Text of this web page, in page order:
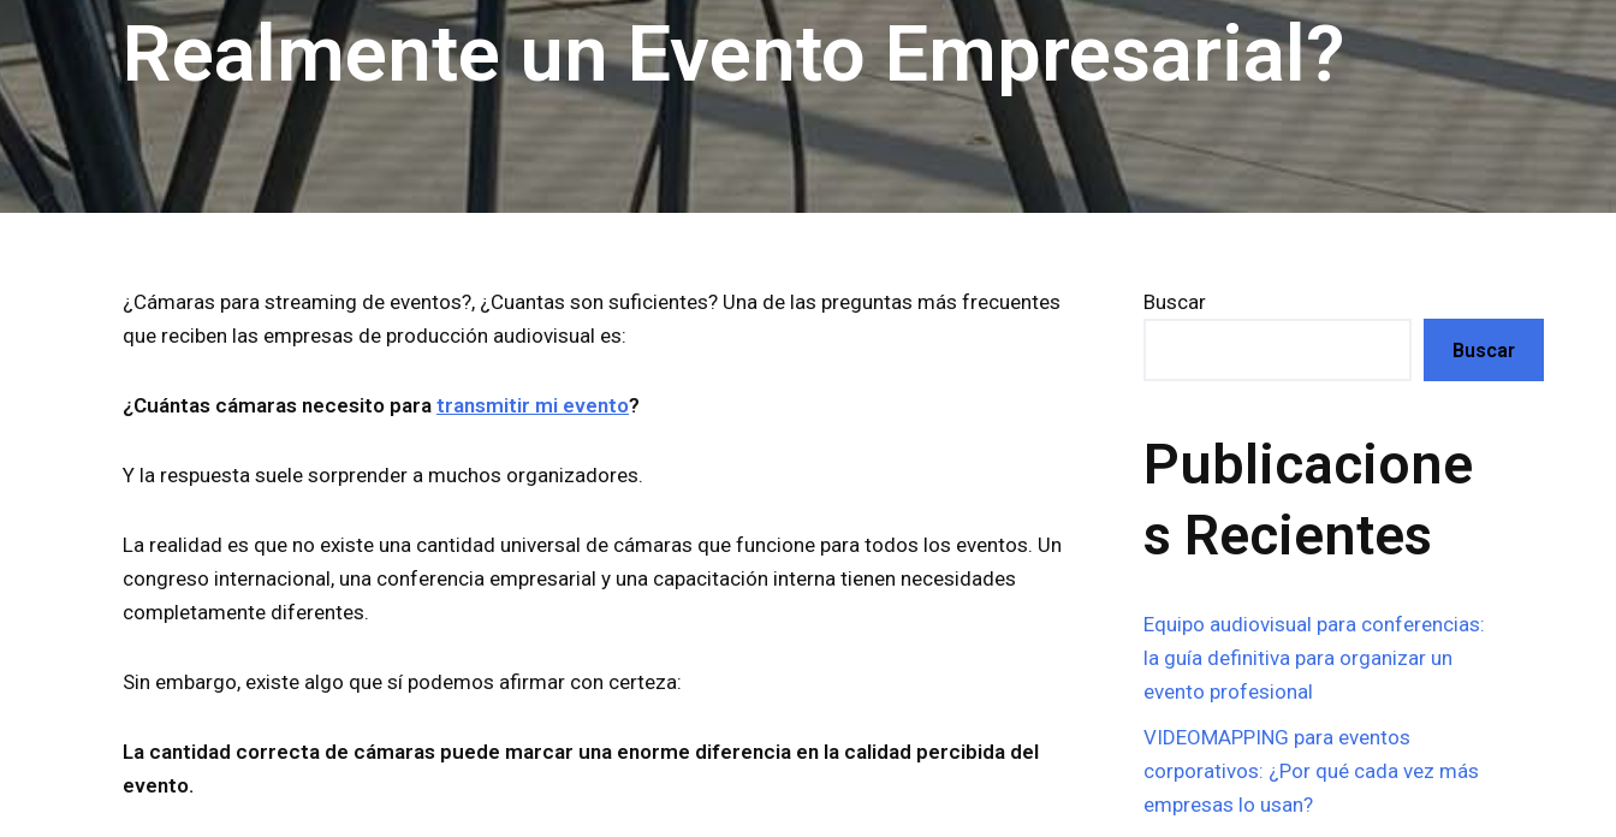
Realmente un Evento Empresarial?
¿Cámaras para streaming de eventos?, ¿Cuantas son suficientes? Una de las preguntas más frecuentes
que reciben las empresas de producción audiovisual es:
¿Cuántas cámaras necesito para transmitir mi evento?
Y la respuesta suele sorprender a muchos organizadores.
La realidad es que no existe una cantidad universal de cámaras que funcione para todos los eventos. Un
congreso internacional, una conferencia empresarial y una capacitación interna tienen necesidades
completamente diferentes.
Sin embargo, existe algo que sí podemos afirmar con certeza:
La cantidad correcta de cámaras puede marcar una enorme diferencia en la calidad percibida del
evento.
Buscar
Buscar
Publicacione
s Recientes
Equipo audiovisual para conferencias:
la guía definitiva para organizar un
evento profesional
VIDEOMAPPING para eventos
corporativos: ¿Por qué cada vez más
empresas lo usan?